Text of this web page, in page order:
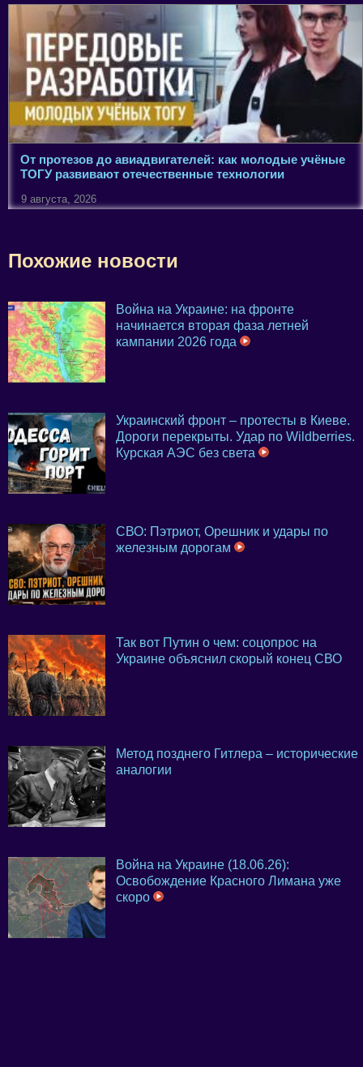
От протезов до авиадвигателей: как молодые учёные
ТОГУ развивают отечественные технологии
9 августа, 2026
Похожие новости
Война на Украине: на фронте
начинается вторая фаза летней
кампании 2026 года
Украинский фронт – протесты в Киеве.
Дороги перекрыты. Удар по Wildberries.
Курская АЭС без света
СВО: Пэтриот, Орешник и удары по
железным дорогам
Так вот Путин о чем: соцопрос на
Украине объяснил скорый конец СВО
Метод позднего Гитлера – исторические
аналогии
Война на Украине (18.06.26):
Освобождение Красного Лимана уже
скоро